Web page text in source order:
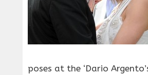
poses at the ‘Dario